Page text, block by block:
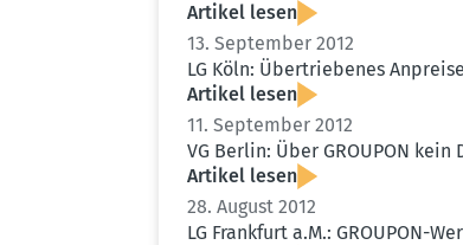
Artikel lesen
13. September 2012
LG Köln: Übertrie­benes
Artikel lesen
11. September 2012
VG Berlin: Über GROUPON
Artikel lesen
28. August 2012
LG Frankfurt a.M.: GROUPON-